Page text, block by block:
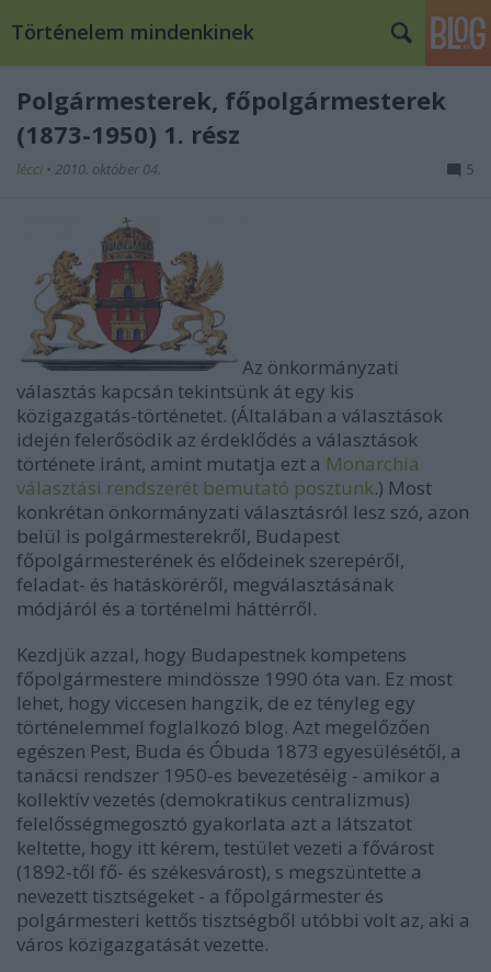
Történelem mindenkinek
Polgármesterek, főpolgármesterek
(1873-1950) 1. rész
lécci • 2010. október 04. 5
Az önkormányzati
választás kapcsán tekintsünk át egy kis
közigazgatás-történetet. (Általában a választások
idején felerősödik az érdeklődés a választások
története iránt, amint mutatja ezt a Monarchia
választási rendszerét bemutató posztunk.) Most
konkrétan önkormányzati választásról lesz szó, azon
belül is polgármesterekről, Budapest
főpolgármesterének és elődeinek szerepéről,
feladat- és hatásköréről, megválasztásának
módjáról és a történelmi háttérről.
Kezdjük azzal, hogy Budapestnek kompetens
főpolgármestere mindössze 1990 óta van. Ez most
lehet, hogy viccesen hangzik, de ez tényleg egy
történelemmel foglalkozó blog. Azt megelőzően
egészen Pest, Buda és Óbuda 1873 egyesülésétől, a
tanácsi rendszer 1950-es bevezetéséig - amikor a
kollektív vezetés (demokratikus centralizmus)
felelősségmegosztó gyakorlata azt a látszatot
keltette, hogy itt kérem, testület vezeti a fővárost
(1892-től fő- és székesvárost), s megszüntette a
nevezett tisztségeket - a főpolgármester és
polgármesteri kettős tisztségből utóbbi volt az, aki a
város közigazgatását vezette.